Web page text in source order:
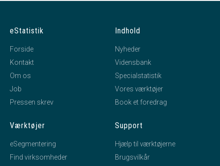
eStatistik
Forside
Kontakt
Om os
Job
Pressen skrev
Indhold
Nyheder
Vidensbank
Specialstatistik
Vores værktøjer
Book et foredrag
Værktøjer
eSegmentering
Find virksomheder
Support
Hjælp til værktøjerne
Brugsvilkår